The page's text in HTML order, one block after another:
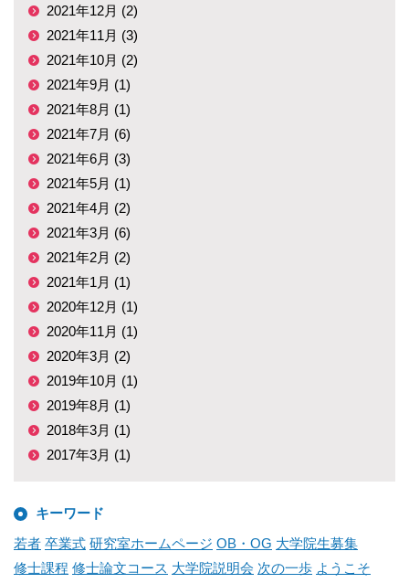
2021年12月 (2)
2021年11月 (3)
2021年10月 (2)
2021年9月 (1)
2021年8月 (1)
2021年7月 (6)
2021年6月 (3)
2021年5月 (1)
2021年4月 (2)
2021年3月 (6)
2021年2月 (2)
2021年1月 (1)
2020年12月 (1)
2020年11月 (1)
2020年3月 (2)
2019年10月 (1)
2019年8月 (1)
2018年3月 (1)
2017年3月 (1)
キーワード
若者 卒業式 研究室ホームページ OB・OG 大学院生募集
修士課程 修士論文コース 大学院説明会 次の一歩 ようこそ